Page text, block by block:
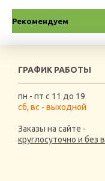
Рекомендуем
ГРАФИК РАБОТЫ
пн - пт с 11 до 19
сб, вс - выходной
Заказы на сайте -
круглосуточно и без